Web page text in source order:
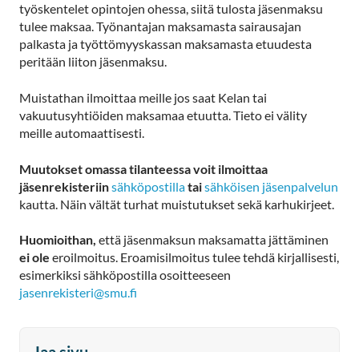
työskentelet opintojen ohessa, siitä tulosta jäsenmaksu
tulee maksaa. Työnantajan maksamasta sairausajan
palkasta ja työttömyyskassan maksamasta etuudesta
peritään liiton jäsenmaksu.
Muistathan ilmoittaa meille jos saat Kelan tai
vakuutusyhtiöiden maksamaa etuutta. Tieto ei välity
meille automaattisesti.
Muutokset omassa tilanteessa voit ilmoittaa
jäsenrekisteriinsähköpostillataisähköisen jäsenpalvelun
kautta. Näin vältät turhat muistutukset sekä karhukirjeet.
Huomioithan, että jäsenmaksun maksamatta jättäminen
ei ole eroilmoitus. Eroamisilmoitus tulee tehdä kirjallisesti,
esimerkiksi sähköpostilla osoitteeseen
jasenrekisteri@smu.fi